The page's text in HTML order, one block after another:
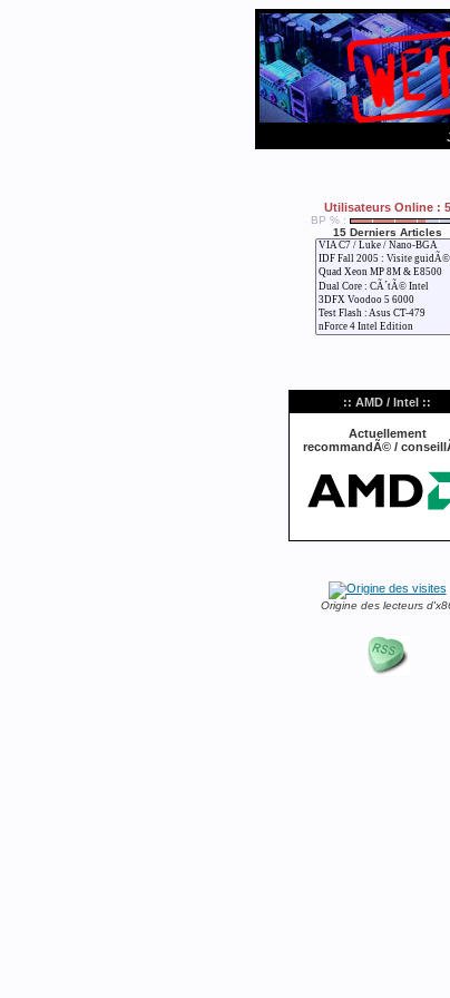
Utilisateurs Online : 5
BP % :
15 Derniers Articles
:: AMD / Intel ::
Actuellement
recommandÃ© /
Origine des lecteurs